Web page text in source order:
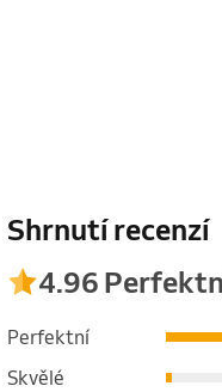
Shrnutí recenzí
4.96
Perfektní
Skvělé